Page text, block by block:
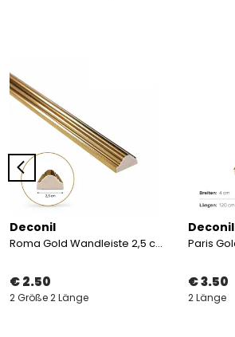
Deconil
Roma Gold Wandleiste 2,5 cm / 4 cm – Gold Zierleiste für die Wand Länge 120/240 cm
€ 2.50
2 Größe 2 Länge
Deconil
€ 3.50
2 Länge